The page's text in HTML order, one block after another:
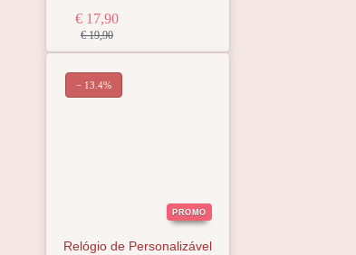
€ 17,90
€ 19,90
PROMO
Relógio de Personalizável
− 13.4%